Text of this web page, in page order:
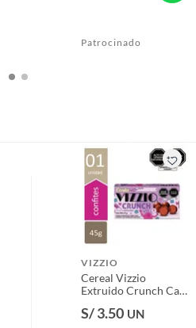
Patrocinado
VIZZIO
Cereal Vizzio
Extruido Crunch Caja
S/ 3.50 UN